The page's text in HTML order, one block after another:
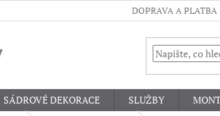
DOPRAVA A PLATBA
SÁDROVÉ DEKORACE SLUŽBY